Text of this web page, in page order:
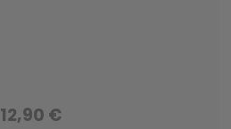
12,90 €